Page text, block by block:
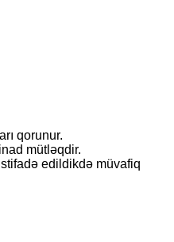
qorunur.
mütləqdir.
edildikdə müvafiq